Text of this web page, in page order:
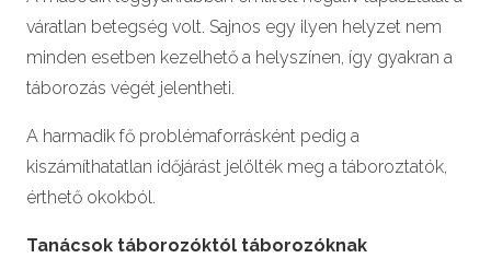
váratlan betegség volt. Sajnos egy ilyen helyzet nem
minden esetben kezelhető a helyszínen, így gyakran a
táborozás végét jelentheti.
A harmadik fő problémaforrásként pedig a
kiszámíthatatlan időjárást jelölték meg a táboroztatók,
érthető okokból.
Tanácsok táborozóktól táborozóknak